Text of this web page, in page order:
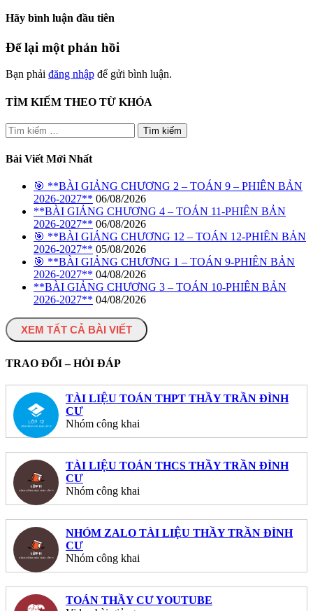
Hãy bình luận đầu tiên
Để lại một phản hồi
Bạn phải đăng nhập để gửi bình luận.
TÌM KIẾM THEO TỪ KHÓA
Tìm
kiếm
cho:
Bài Viết Mới Nhất
🎯 **BÀI GIẢNG CHƯƠNG 2 – TOÁN 9 – PHIÊN BẢN
2026-2027** 06/08/2026
**BÀI GIẢNG CHƯƠNG 4 – TOÁN 11-PHIÊN BẢN
2026-2027** 06/08/2026
🎯 **BÀI GIẢNG CHƯƠNG 12 – TOÁN 12-PHIÊN BẢN
2026-2027** 05/08/2026
🎯 **BÀI GIẢNG CHƯƠNG 1 – TOÁN 9-PHIÊN BẢN
2026-2027** 04/08/2026
**BÀI GIẢNG CHƯƠNG 3 – TOÁN 10-PHIÊN BẢN
2026-2027** 04/08/2026
XEM TẤT CẢ BÀI VIẾT
TRAO ĐỔI – HỎI ĐÁP
TÀI LIỆU TOÁN THPT THẦY TRẦN ĐÌNH
CƯ
Nhóm công khai
TÀI LIỆU TOÁN THCS THẦY TRẦN ĐÌNH
CƯ
Nhóm công khai
NHÓM ZALO TÀI LIỆU THẦY TRẦN ĐÌNH
CƯ
Nhóm công khai
TOÁN THẦY CƯ YOUTUBE